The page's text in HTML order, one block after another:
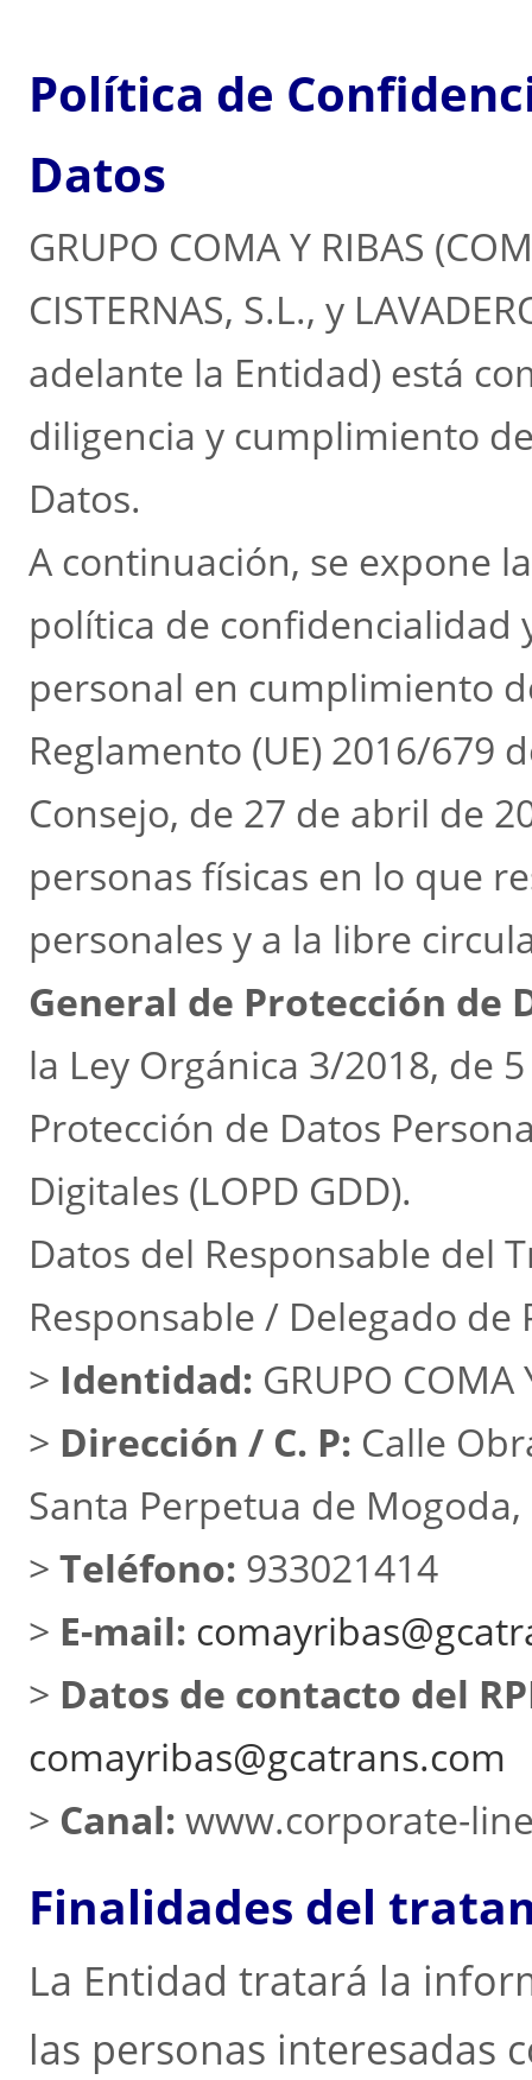
Política de
Datos
GRUPO COMA Y RIBAS
CISTERNAS, S.L., y
adelante la Entidad) está
diligencia y cumplimiento
Datos.
A continuación, se expone
política de confidencialidad
personal en cumplimiento
Reglamento (UE) 2016/679
Consejo, de 27 de abril de
personas físicas en lo que
personales y a la libre
General de Protección de
la Ley Orgánica 3/2018, de
Protección de Datos
Digitales (LOPD GDD).
Datos del Responsable del
Responsable / Delegado
> Identidad: GRUPO COMA
> Dirección / C. P: Calle
Santa Perpetua de
> Teléfono: 933021414
> E-mail:
> Datos de contacto del
comayribas@gcatrans.com
> Canal: www.corporate-
Finalidades del
La Entidad tratará la
las personas interesadas